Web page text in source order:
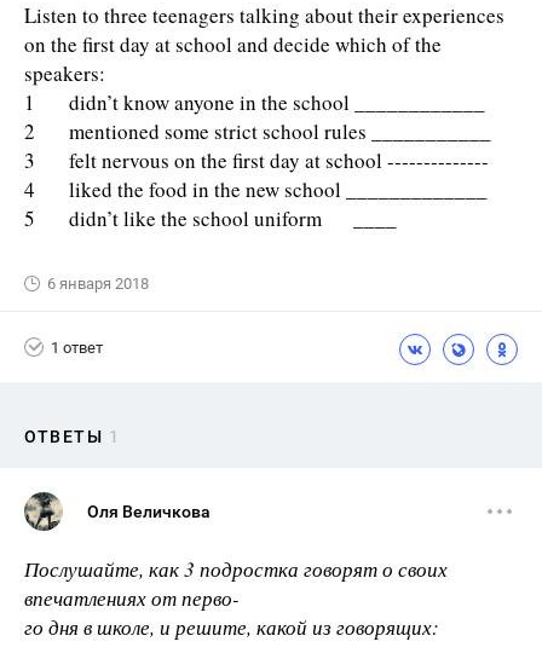
Listen to three teenagers talking about their experiences
on the first day at school and decide which of the
speakers:
1 didn’t know anyone in the school ____________
2 mentioned some strict school rules ___________
3 felt nervous on the first day at school --------------
4 liked the food in the new school _____________
5 didn’t like the school uniform ____
6 января 2018
1 ответ
ОТВЕТЫ 1
Оля Величкова
Послушайте, как 3 подростка говорят о своих
впечатлениях от перво-
го дня в школе, и решите, какой из говорящих: